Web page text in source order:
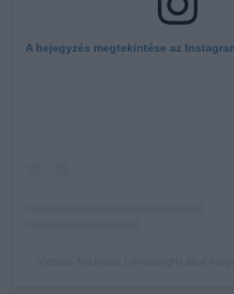
A bejegyzés megtekintése az